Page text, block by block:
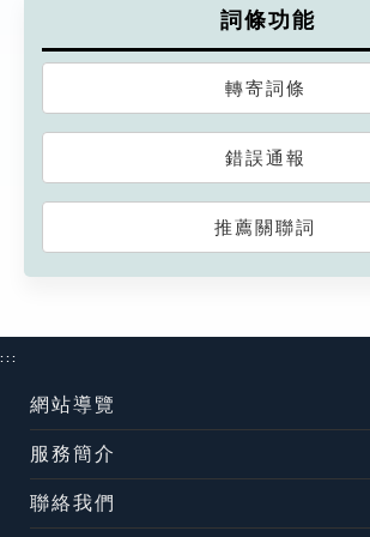
詞條功能
轉寄詞條
錯誤通報
推薦關聯詞
:::
網站導覽
服務簡介
聯絡我們